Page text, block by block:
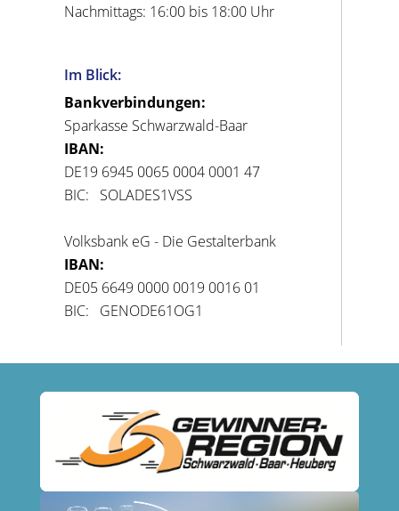
Nachmittags: 16:00 bis 18:00 Uhr
Im Blick:
Bankverbindungen:
Sparkasse Schwarzwald-Baar
IBAN:
DE19 6945 0065 0004 0001 47
BIC: SOLADES1VSS
Volksbank eG - Die Gestalterbank
IBAN:
DE05 6649 0000 0019 0016 01
BIC: GENODE61OG1